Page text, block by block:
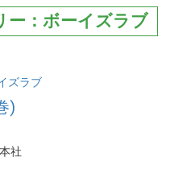
：ボーイズラブ
ズラブ
)
社